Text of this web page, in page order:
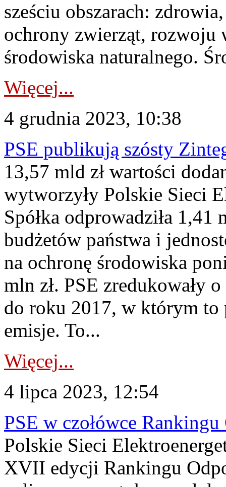
sześciu obszarach:
ochrony zwierząt, rozwoju
środowiska naturalnego.
Więcej...
4 grudnia 2023, 10:38
PSE publikują szósty
13,57 mld zł wartości
wytworzyły Polskie Sieci
Spółka odprowadziła 1,41
budżetów państwa i
na ochronę środowiska
mln zł. PSE zredukowały
do roku 2017, w którym to
emisje. To...
Więcej...
4 lipca 2023, 12:54
PSE w czołówce
Polskie Sieci
XVII edycji Rankingu